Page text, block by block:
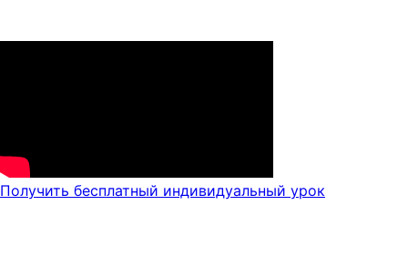
Получить бесплатный индивидуальный урок